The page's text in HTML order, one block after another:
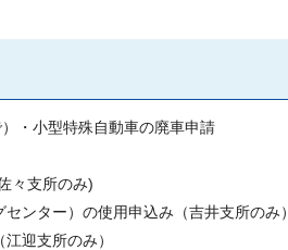
・小型特殊自動車の廃車申請
々支所のみ)
ンター）の使用申込み（吉井支所のみ）
迎支所のみ）